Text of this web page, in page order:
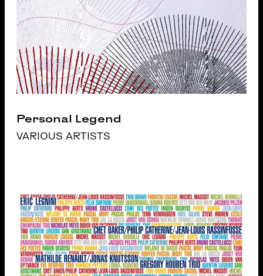
Personal Legend
VARIOUS ARTISTS